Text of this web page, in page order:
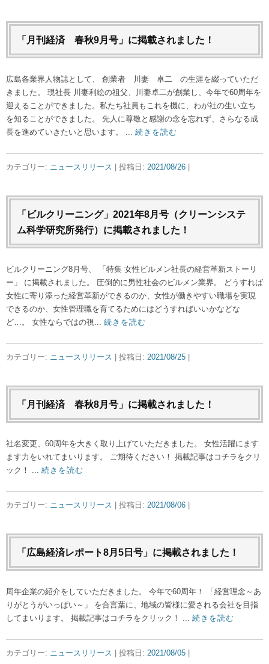
「月刊経済 春秋9月号」に掲載されました！
広島各業界人物誌として、 創業者 川妻 卓二 の生涯を綴っていただ
きました。 現社長 川妻利絵の祖父、川妻卓二が創業し、今年で60周年を
迎えることができました。私たち社員もこれを機に、わが社の生い立ち
を知ることができました。 先人に尊敬と感謝の念を忘れず、さらなる成
長を進めていきたいと思います。 ... 続きを読む
カテゴリー: ニュースリリース | 投稿日: 2021/08/26
「ビルクリーニング」2021年8月号（クリーンシステ
ム科学研究所発行）に掲載されました！
ビルクリーニング8月号、 「特集 女性ビルメン社長の経営革新ストーリ
ー」 に掲載されました。 圧倒的に男性社会のビルメン業界。 どうすれば
女性に寄り添った経営革新ができるのか、女性が働きやすい職場を実現
できるのか、女性管理職を育てるためにはどうすればいいかなどな
ど…。 女性ならではの視... 続きを読む
カテゴリー: ニュースリリース | 投稿日: 2021/08/25
「月刊経済 春秋8月号」に掲載されました！
社名変更、60周年を大きく取り上げていただきました。 女性活躍にます
ます力をいれてまいります。 ご期待ください！ 掲載記事はコチラをクリ
ック！ ... 続きを読む
カテゴリー: ニュースリリース | 投稿日: 2021/08/06
「広島経済レポート8月5日号」に掲載されました！
周年企業の紹介をしていただきました。 今年で60周年！ 「経営理念～あ
りがとうがいっぱい～」 を合言葉に、地域の皆様に愛される会社を目指
してまいります。 掲載記事はコチラをクリック！ ... 続きを読む
カテゴリー: ニュースリリース | 投稿日: 2021/08/05